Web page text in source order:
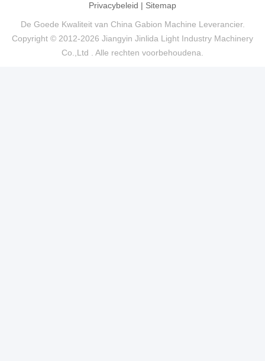
Privacybeleid | Sitemap
De Goede Kwaliteit van China Gabion Machine Leverancier.
Copyright © 2012-2026 Jiangyin Jinlida Light Industry Machinery
Co.,Ltd . Alle rechten voorbehoudena.